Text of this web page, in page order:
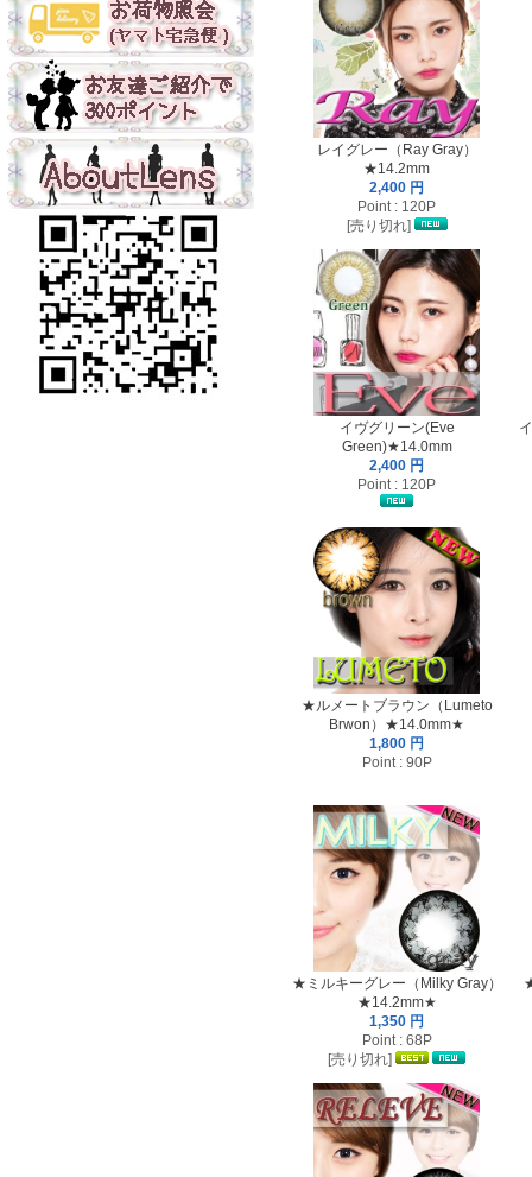
レイグレー（Ray Gray）
★14.2mm
2,400 円
Point : 120P
[売り切れ]
イヴグリーン(Eve
Green)★14.0mm
2,400 円
Point : 120P
★ルメートブラウン（Lumeto
Brwon）★14.0mm★
1,800 円
Point : 90P
★ミルキーグレー（Milky Gray）
★14.2mm★
1,350 円
Point : 68P
[売り切れ]